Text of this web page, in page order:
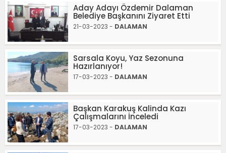
Aday Adayı Özdemir Dalaman
Belediye Başkanını Ziyaret Etti
21-03-2023 - DALAMAN
Sarsala Koyu, Yaz Sezonuna
Hazırlanıyor!
17-03-2023 - DALAMAN
Başkan Karakuş Kalinda Kazı
Çalışmalarını İnceledi
17-03-2023 - DALAMAN